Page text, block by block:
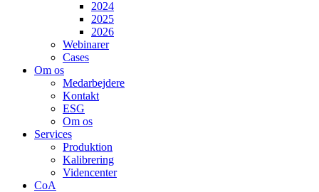
2024
2025
2026
Webinarer
Cases
Om os
Medarbejdere
Kontakt
ESG
Om os
Services
Produktion
Kalibrering
Videncenter
CoA